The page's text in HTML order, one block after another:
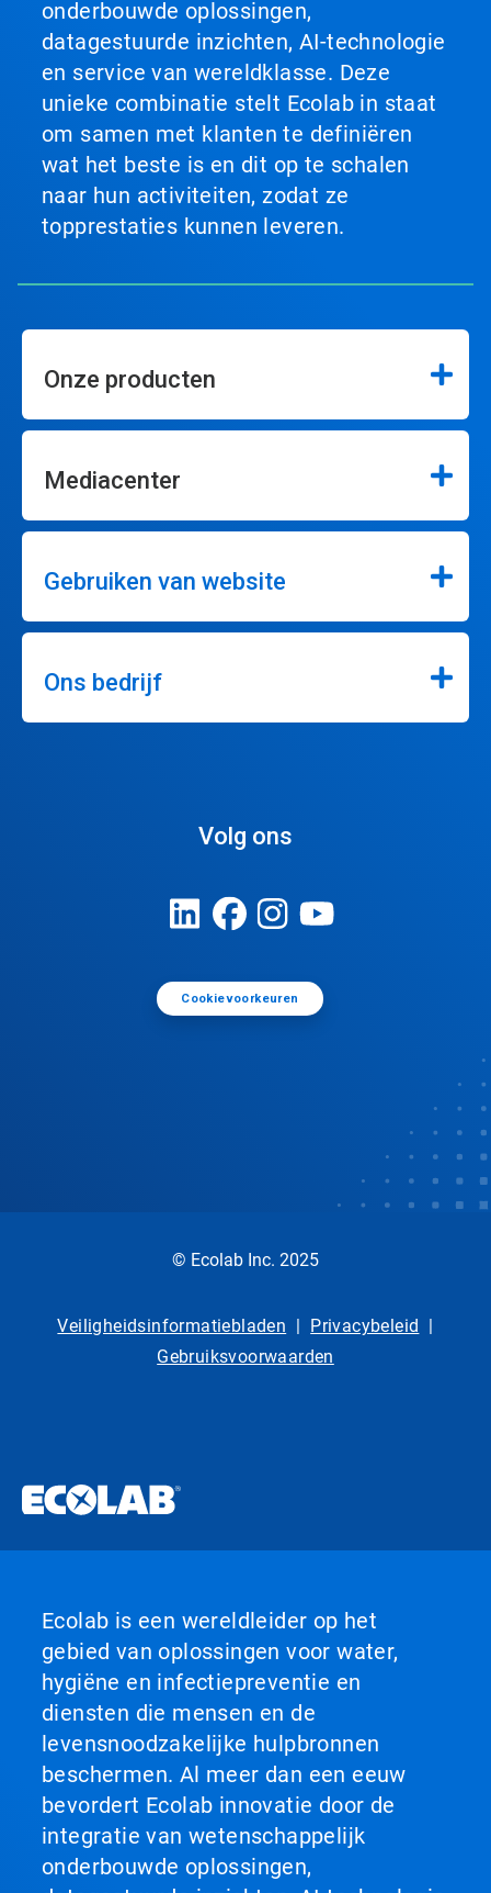
onderbouwde oplossingen,
datagestuurde inzichten, AI-technologie
en service van wereldklasse. Deze
unieke combinatie stelt Ecolab in staat
om samen met klanten te definiëren
wat het beste is en dit op te schalen
naar hun activiteiten, zodat ze
topprestaties kunnen leveren.
Onze producten
Mediacenter
Gebruiken van website
Ons bedrijf
Volg ons
Cookievoorkeuren
© Ecolab Inc. 2025
Veiligheidsinformatiebladen | Privacybeleid |
Gebruiksvoorwaarden
Ecolab is een wereldleider op het
gebied van oplossingen voor water,
hygiëne en infectiepreventie en
diensten die mensen en de
levensnoodzakelijke hulpbronnen
beschermen. Al meer dan een eeuw
bevordert Ecolab innovatie door de
integratie van wetenschappelijk
onderbouwde oplossingen,